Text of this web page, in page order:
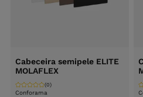
Cabeceira semipele ELITE
MOLAFLEX
Conforama
(0)